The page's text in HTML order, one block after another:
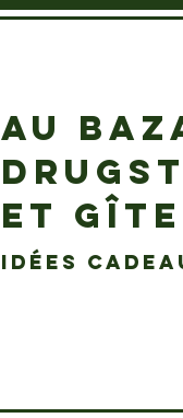
AU
ET
idées